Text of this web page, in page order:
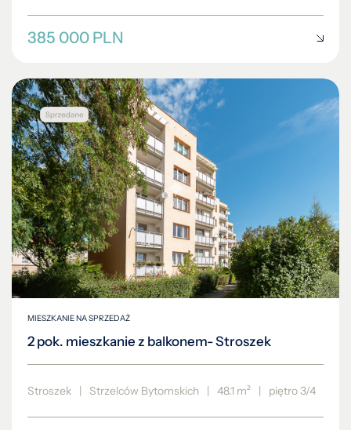
385 000 PLN
MIESZKANIE NA SPRZEDAŻ
2 pok. mieszkanie z balkonem- Stroszek
Stroszek | Strzelców Bytomskich | 48.1 m² | piętro 3/4